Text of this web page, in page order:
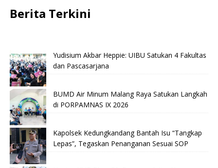
Berita Terkini
Yudisium Akbar Heppie: UIBU Satukan 4 Fakultas
dan Pascasarjana
BUMD Air Minum Malang Raya Satukan Langkah
di PORPAMNAS IX 2026
Kapolsek Kedungkandang Bantah Isu “Tangkap
Lepas”, Tegaskan Penanganan Sesuai SOP